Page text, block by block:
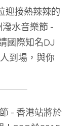
迎接熱辣辣的
水音樂節 -
國際知名DJ
到場，與你
- 香港站將於